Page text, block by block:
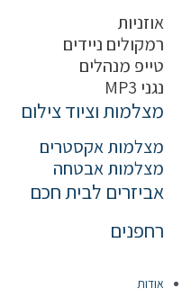
אוזניות
רמקולים ניידים
טייפ מנהלים
נגני MP3
מצלמות וציוד צילום
מצלמות אקסטרים
מצלמות אבטחה
אביזרים לבית חכם
רחפנים
אודות